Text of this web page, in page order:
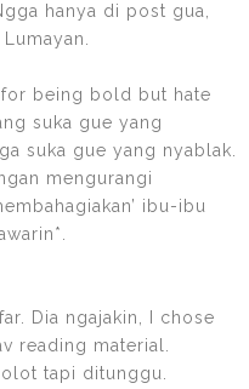
hanya di post gua,
being bold but hate
suka gue yang
suka gue yang nyablak.
mengurangi
ibu-ibu
Dia ngajakin, I chose
reading material.
tapi ditunggu.